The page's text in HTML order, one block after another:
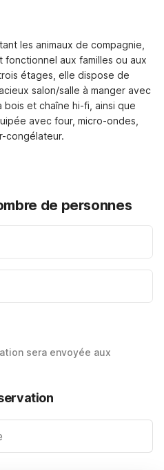
les animaux de compagnie,
aux familles ou aux
étages, elle dispose de
salon/salle à manger avec
et chaîne hi-fi, ainsi que
avec four, micro-ondes,
congélateur.
de personnes
sera envoyée aux